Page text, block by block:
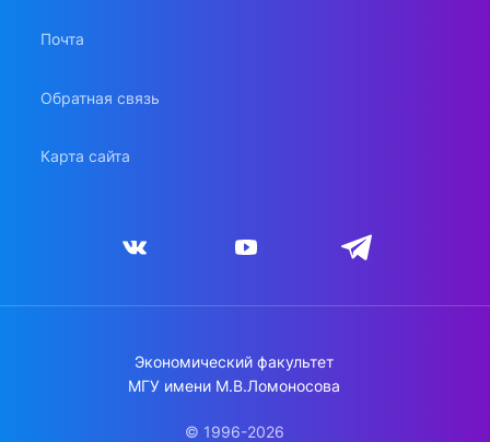
Почта
Обратная связь
Карта сайта
Экономический факультет
МГУ имени М.В.Ломоносова
© 1996-2026